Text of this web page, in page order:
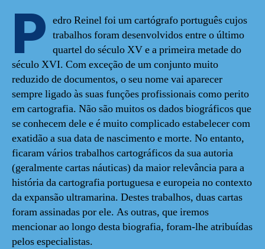
P edro Reinel foi um cartógrafo português cujos
trabalhos foram desenvolvidos entre o último
quartel do século XV e a primeira metade do
século XVI. Com exceção de um conjunto muito
reduzido de documentos, o seu nome vai aparecer
sempre ligado às suas funções profissionais como perito
em cartografia. Não são muitos os dados biográficos que
se conhecem dele e é muito complicado estabelecer com
exatidão a sua data de nascimento e morte. No entanto,
ficaram vários trabalhos cartográficos da sua autoria
(geralmente cartas náuticas) da maior relevância para a
história da cartografia portuguesa e europeia no contexto
da expansão ultramarina. Destes trabalhos, duas cartas
foram assinadas por ele. As outras, que iremos
mencionar ao longo desta biografia, foram-lhe atribuídas
pelos especialistas.